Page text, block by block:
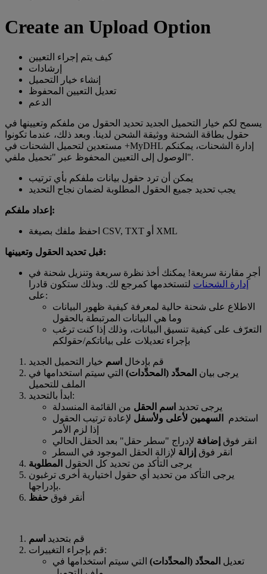
Create an Upload Option
كيف يتم إجراء التعيين
إرشادات
إنشاء خيار التحميل
تعديل التعيين المحفوظ
الدعم
يسمح لكم خيار التحميل الجديد تحديد الحقول من ملفكم وتعيينها في
حقول بطاقة الشحنة ووثيقة الشحن لدينا. وبعد ذلك، عندما تكونوا
مستعدين لتحميل الشحنات في +MyDHL إدارة الشحنات، يمكنكم
الوصول إلى التعيين المحفوظ عبر "تحميل ملفي".
يجب تحديد جميع الحقول المطلوبة لضمان نجاح التحديد
إعداد ملفكم:
احفظ ملفك بصيغة CSV, TXT أو XML
قبل تحديد الحقول وتعيينها:
أجرِ مقارنة سريعة! يمكنك أخذ نظرة سريعة وتنزيل شحنة في
إدارة الشحنات لتستخدمها كمرجع لك. وبذلك ستكون قادرا
على:
الاطلاع على شحنة حالية لمعرفة كيفية ظهور البيانات
وما هي البيانات المرتبطة بالحقول
التعرّف على كيفية تنسيق البيانات، وذلك إذا كنت ترغب
بإجراء تعديلات على بياناتكم/حقولكم
قم بإدخال اسم خيار التحميل الجديد
يرجى بيان المحدِّد (المحدِّدات) التي سيتم استخدامها في
الملف للتحميل
ابدأ بالتحديد:
يرجى تحديد اسم الحقل من القائمة المنسدلة
استخدم
السهمين لأعلى ولأسفل لإعادة ترتيب الحقول
إذا لزم الأمر
انقر فوق إضافة لإدراج "سطر حقل" بعد الحقل الحالي
انقر فوق إزالة لإزالة الحقل الموجود في السطر
يرجى التأكد من تحديد كل الحقول المطلوبة
يرجى التأكد من تحديد أي حقول اختيارية أخرى ترغبون
بإدراجها.
أنقر فوق حفظ
قم بتحديد اسم
قم بإجراء التغييرات:
تعديل المحدِّد (المحدِّدات) التي سيتم استخدامها في